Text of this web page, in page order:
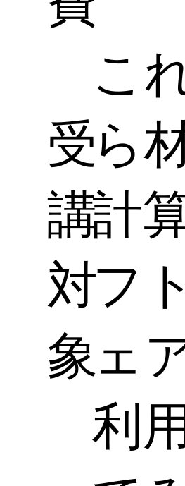
受
講
対
象
こ
ら
計
フ
ェ
利